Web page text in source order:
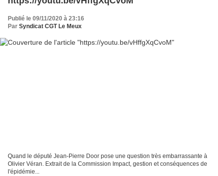
Publié le 09/11/2020 à 23:16
Par Syndicat CGT Le Meux
Quand le député Jean-Pierre Door pose une question très embarrassante à
Olivier Véran. Extrait de la Commission Impact, gestion et conséquences de
l'épidémie...